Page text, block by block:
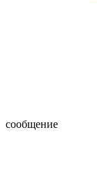
сообщение